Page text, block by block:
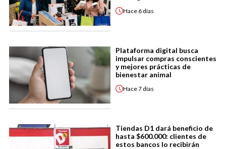
Hace 6 días
Plataforma digital busca
impulsar compras conscientes
y mejores prácticas de
bienestar animal
Hace7 días
Tiendas D1 dará beneficio de
hasta $600.000: clientes de
estos bancos lo recibirán